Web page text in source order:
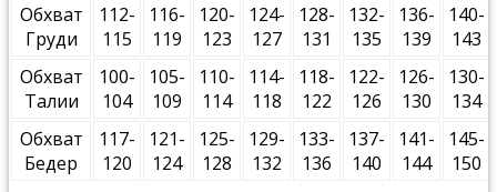
Обхват
Груди
112-
115
116-
119
120-
123
124-
127
128-
131
132-
135
136-
139
140-
143
Обхват
Талии
100-
104
105-
109
110-
114
114-
118
118-
122
122-
126
126-
130
130-
134
Обхват
Бедер
117-
120
121-
124
125-
128
129-
132
133-
136
137-
140
141-
144
145-
150